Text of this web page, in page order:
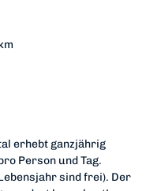
erhebt ganzjährig
Person und Tag.
sind frei). Der